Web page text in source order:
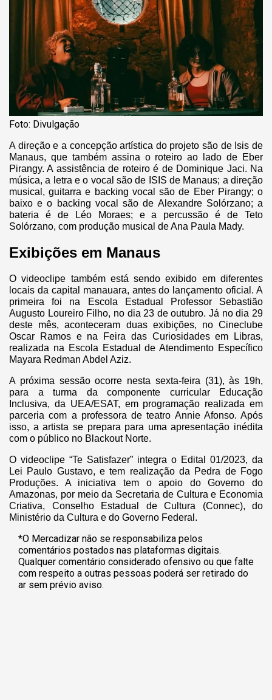
Foto: Divulgação
A direção e a concepção artística do projeto são de Isis de
Manaus, que também assina o roteiro ao lado de Eber
Pirangy. A assistência de roteiro é de Dominique Jaci. Na
música, a letra e o vocal são de ISIS de Manaus; a direção
musical, guitarra e backing vocal são de Eber Pirangy; o
baixo e o backing vocal são de Alexandre Solórzano; a
bateria é de Léo Moraes; e a percussão é de Teto
Solórzano, com produção musical de Ana Paula Mady.
Exibições em Manaus
O videoclipe também está sendo exibido em diferentes
locais da capital manauara, antes do lançamento oficial. A
primeira foi na Escola Estadual Professor Sebastião
Augusto Loureiro Filho, no dia 23 de outubro. Já no dia 29
deste mês, aconteceram duas exibições, no Cineclube
Oscar Ramos e na Feira das Curiosidades em Libras,
realizada na Escola Estadual de Atendimento Específico
Mayara Redman Abdel Aziz.
A próxima sessão ocorre nesta sexta-feira (31), às 19h,
para a turma da componente curricular Educação
Inclusiva, da UEA/ESAT, em programação realizada em
parceria com a professora de teatro Annie Afonso. Após
isso, a artista se prepara para uma apresentação inédita
com o público no Blackout Norte.
O videoclipe “Te Satisfazer” integra o Edital 01/2023, da
Lei Paulo Gustavo, e tem realização da Pedra de Fogo
Produções. A iniciativa tem o apoio do Governo do
Amazonas, por meio da Secretaria de Cultura e Economia
Criativa, Conselho Estadual de Cultura (Connec), do
Ministério da Cultura e do Governo Federal.
*O Mercadizar não se responsabiliza pelos
comentários postados nas plataformas digitais.
Qualquer comentário considerado ofensivo ou que falte
com respeito a outras pessoas poderá ser retirado do
ar sem prévio aviso.